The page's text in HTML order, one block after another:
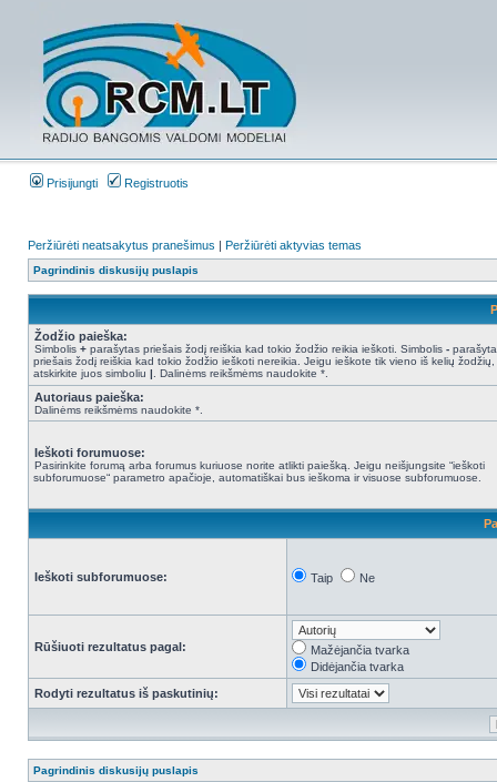
Prisijungti Registruotis
Peržiūrėti neatsakytus pranešimus | Peržiūrėti aktyvias temas
Pagrindinis diskusijų puslapis
Žodžio paieška:
Simbolis + parašytas priešais žodį reiškia kad tokio žodžio reikia ieškoti. Simbolis -
priešais žodį reiškia kad tokio žodžio ieškoti nereikia. Jeigu ieškote tik vieno iš kelių žodžių,
atskirkite juos simboliu | . Dalinėms reikšmėms naudokite *.
Autoriaus paieška:
Dalinėms reikšmėms naudokite *.
Ieškoti forumuose:
Pasirinkite forumą arba forumus kuriuose norite atlikti paiešką. Jeigu neišjungsite “ieškoti
subforumuose“ parametro apačioje, automatiškai bus ieškoma ir visuose subforumuose.
Ieškoti subforumuose: Taip Ne
Rūšiuoti rezultatus pagal:
Mažėjančia tvarka
Didėjančia tvarka
Rodyti rezultatus iš paskutinių:
Pagrindinis diskusijų puslapis